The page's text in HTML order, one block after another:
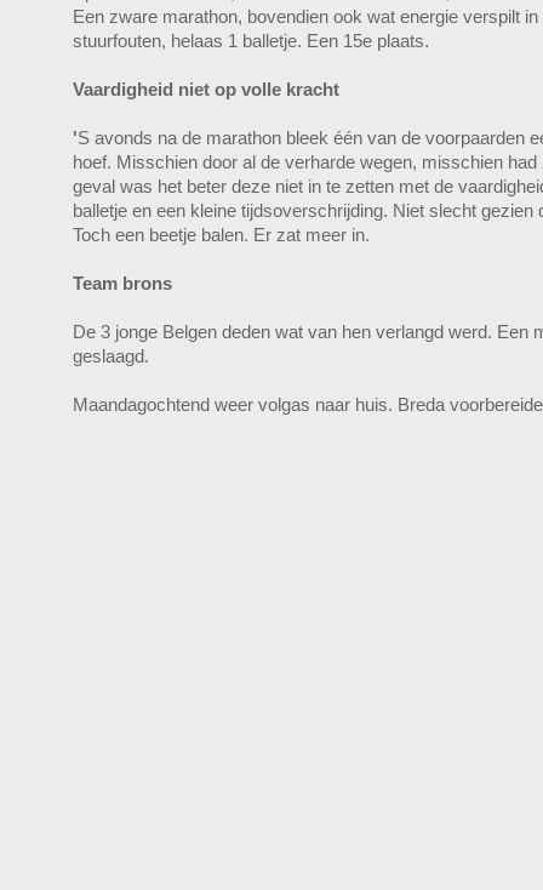
Een zware marathon, bovendien ook wat energie verspilt
stuurfouten, helaas 1 balletje. Een 15e plaats.
Vaardigheid niet op volle kracht
'S avonds na de marathon bleek één van de voorpaarden
hoef. Misschien door al de verharde wegen, misschien
geval was het beter deze niet in te zetten met de
balletje en een kleine tijdsoverschrijding. Niet slecht gezien
Toch een beetje balen. Er zat meer in.
Team brons
De 3 jonge Belgen deden wat van hen verlangd werd. Een
geslaagd.
Maandagochtend weer volgas naar huis. Breda